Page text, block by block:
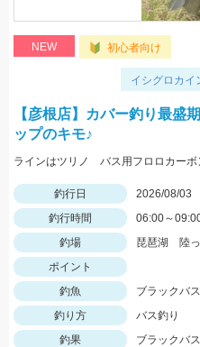
NEW 初心者向け
イシグロカイ
【彦根店】カバー釣り最盛
ップのキモ♪
釣行日
2026/08/03
釣行時間
06:00～
釣場
琵琶湖 陸っ
ポイント
釣魚
ブラックバス
釣り方
バス釣り
釣果
ブラックバ